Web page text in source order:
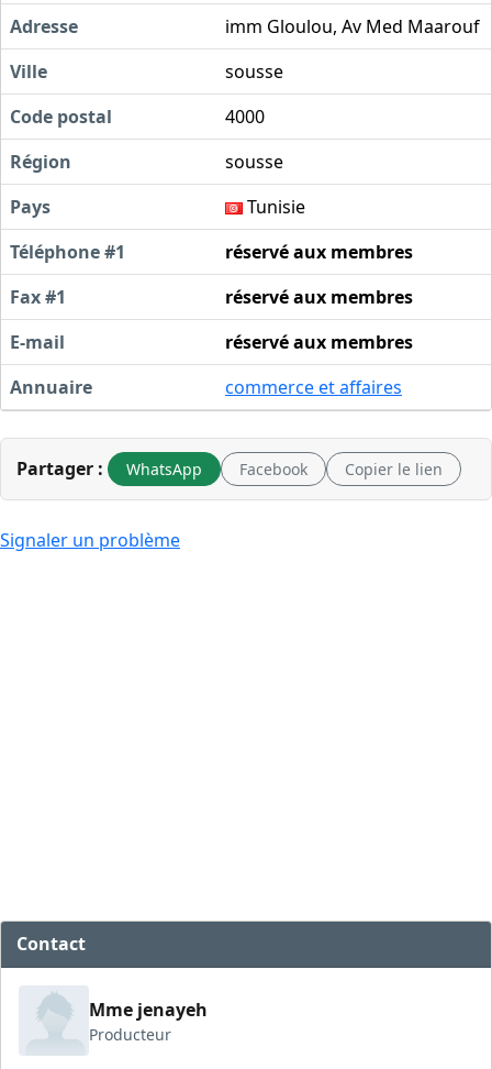
Adresse
imm Gloulou, Av Med Maarouf
Ville
sousse
Code postal
4000
Région
sousse
Pays
Tunisie
Téléphone #1
réservé aux membres
Fax #1
réservé aux membres
E-mail
réservé aux membres
Annuaire
commerce et affaires
Partager : WhatsApp Facebook Copier le lien
Signaler un problème
Contact
Mme jenayeh
Producteur